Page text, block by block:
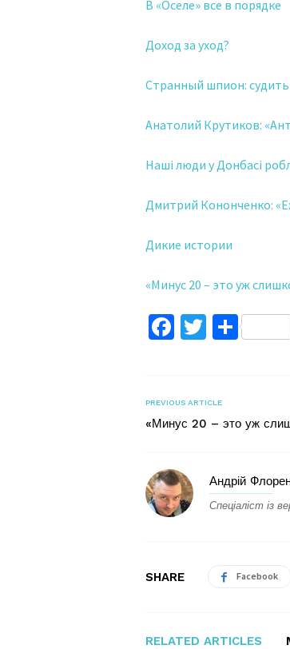
В «Оселе» все в порядке
Доход за уход?
Странный шпион: судить
Анатолий Крутиков:
Наші люди у Донбасі
Дмитрий Кононченко:
Дикие истории
«Минус 20 – это уж
Facebook
Twitter
PREVIOUS ARTICLE
«Минус 20 – это уж
Андрій
Спеціаліст із
SHARE Facebook
RELATED ARTICLES